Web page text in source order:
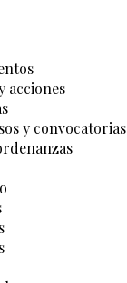
acciones
y convocatorias